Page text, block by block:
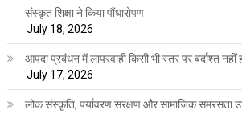
संस्कृत शिक्षा ने किया पौंधारोपण
July 18, 2026
आपदा प्रबंधन में लापरवाही किसी भी स्तर पर बर्दाश्त नहीं
July 17, 2026
लोक संस्कृति, पर्यावरण संरक्षण और सामाजिक समरसता